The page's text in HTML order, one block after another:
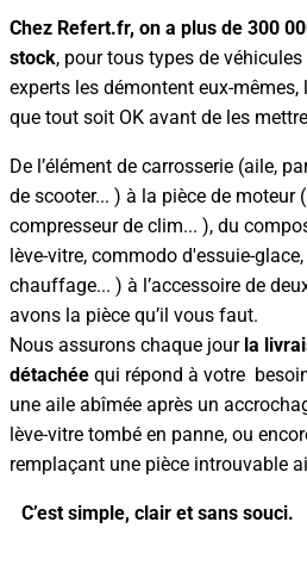
Chez Refert.fr, on a plus de 300
stock, pour tous types de
experts les démontent eux-
que tout soit OK avant de les
De l’élément de carrosserie (aile,
de scooter... ) à la pièce de moteur
compresseur de clim... ), du
lève-vitre, commodo d'essuie-
chauffage... ) à l’accessoire de
avons la pièce qu’il vous faut.
Nous assurons chaque jourla
détachéequi répond à votre
une aile abîmée après un
lève-vitre tombé en panne, ou
remplaçant une pièce introuvable
C’est simple, clair et sans souci.